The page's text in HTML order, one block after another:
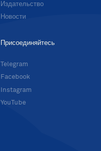
Издательство
Новости
Присоединяйтесь
Telegram
Facebook
Instagram
YouTube